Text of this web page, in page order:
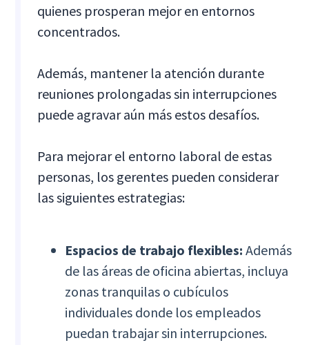
quienes prosperan mejor en entornos
concentrados.
Además, mantener la atención durante
reuniones prolongadas sin interrupciones
puede agravar aún más estos desafíos.
Para mejorar el entorno laboral de estas
personas, los gerentes pueden considerar
las siguientes estrategias:
Espacios de trabajo flexibles: Además
de las áreas de oficina abiertas, incluya
zonas tranquilas o cubículos
individuales donde los empleados
puedan trabajar sin interrupciones.